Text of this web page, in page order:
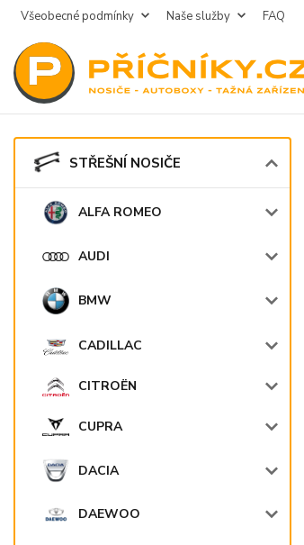
Všeobecné podmínky Naše služby FAQ
STŘEŠNÍ NOSIČE
ALFA ROMEO
AUDI
BMW
CADILLAC
CITROËN
CUPRA
DACIA
DAEWOO